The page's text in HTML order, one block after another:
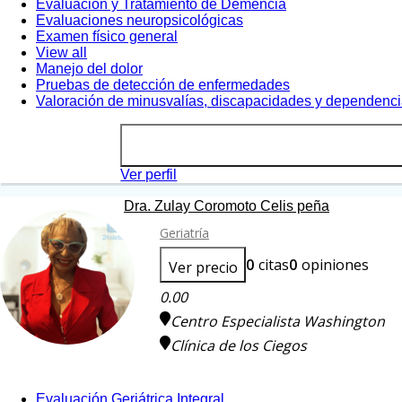
Evaluación y Tratamiento de Demencia
Evaluaciones neuropsicológicas
Examen físico general
View all
Manejo del dolor
Pruebas de detección de enfermedades
Valoración de minusvalías, discapacidades y
Ver perfil
Dra. Zulay Coromoto Celis peña
Geriatría
Ver precio 0 citas0 opiniones
0.00
Centro Especialista Washington
Clínica de los Ciegos